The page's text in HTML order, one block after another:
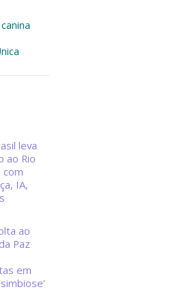
leva
ao Rio
com
IA,
ao
Paz
em